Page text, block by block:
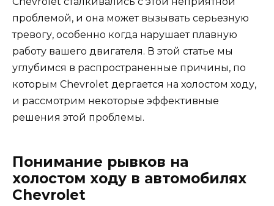
проблемой, и она может вызывать серьезную
тревогу, особенно когда нарушает плавную
работу вашего двигателя. В этой статье мы
углубимся в распространенные причины, по
которым Chevrolet дергается на холостом ходу,
и рассмотрим некоторые эффективные
решения этой проблемы.
Понимание рывков на
холостом ходу в автомобилях
Chevrolet